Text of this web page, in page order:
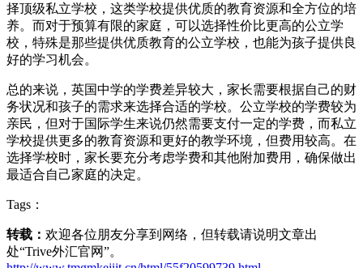
择顶级私立学校，这类学校提供优质的教育资源和全方位的培
养。而对于预算有限的家庭，可以选择性价比更高的公立学
校，特殊是那些提供优质教育的公立学校，也能为孩子提供良
好的学习机会。
总的来说，英国中学的学费差异较大，家长需要根据自己的财
务状况和孩子的需求来选择合适的学校。公立学校的学费较为
亲民，但对于国际学生来说仍然需要支付一定的学费，而私立
学校提供更多的教育资源和更好的教学环境，但费用较高。在
选择学校时，家长要充分考虑学费和其他附加费用，确保做出
最适合自己家庭的决定。
Tags：
转载： 欢迎各位朋友分享到网络，但转载请说明文章出
处“Trive外汇官网”。